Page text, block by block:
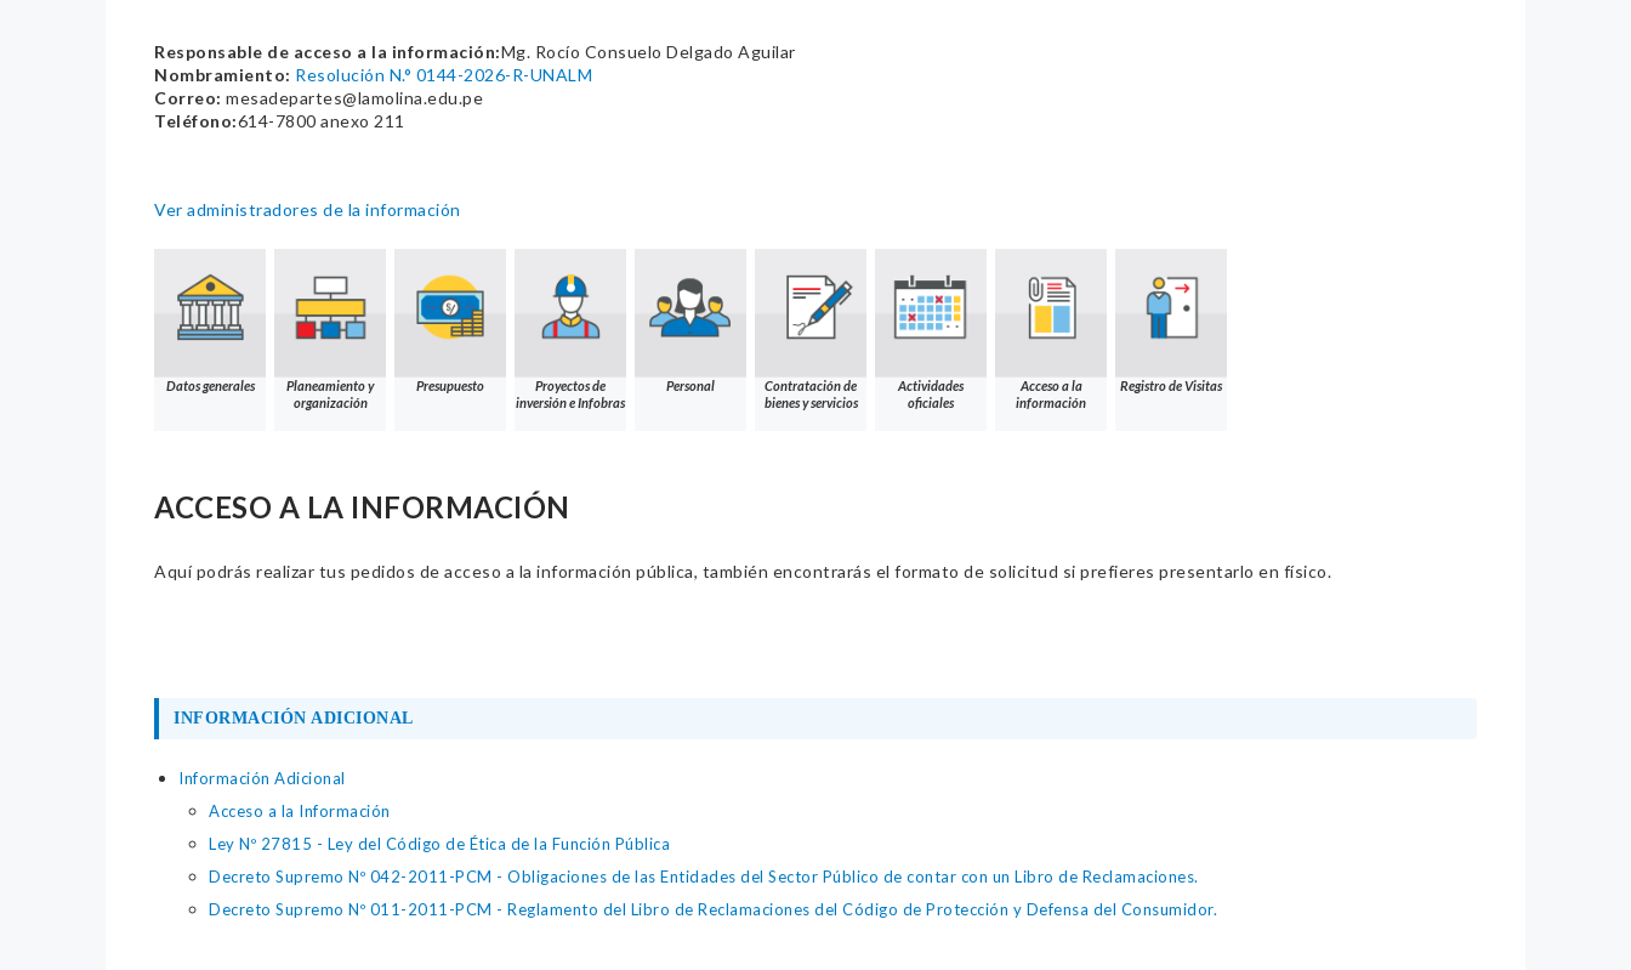
Responsable de acceso a la información:Mg. Rocío Consuelo Delgado Aguilar
Nombramiento: Resolución N.° 0144-2026-R-UNALM
Correo: mesadepartes@lamolina.edu.pe
Teléfono:614-7800 anexo 211
Ver administradores de la información
Datos generales
Planeamiento y
organización
Presupuesto
Proyectos de
inversión e Infobras
Personal
Contratación de
bienes y servicios
Actividades
oficiales
Acceso a la
información
Registro de Visitas
ACCESO A LA INFORMACIÓN
Aquí podrás realizar tus pedidos de acceso a la información pública, también encontrarás el formato de solicitud si prefieres presentarlo en físico.
INFORMACIÓN ADICIONAL
Información Adicional
Acceso a la Información
Ley Nº 27815 - Ley del Código de Ética de la Función Pública
Decreto Supremo Nº 042-2011-PCM - Obligaciones de las Entidades del Sector Público de contar con un Libro de Reclamaciones.
Decreto Supremo Nº 011-2011-PCM - Reglamento del Libro de Reclamaciones del Código de Protección y Defensa del Consumidor.